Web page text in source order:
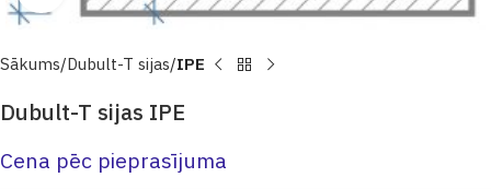
Sākums Dubult-T sijas IPE
Dubult-T sijas IPE
Cena pēc pieprasījuma